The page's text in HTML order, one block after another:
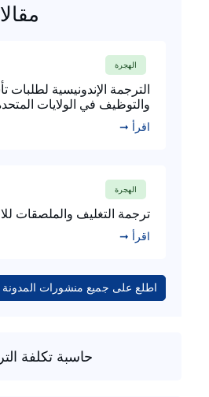
الهجرة
والتوظيف في الولايات
اقرأ ➞
الهجرة
ترجمة التغليف والملصقات
اقرأ ➞
اطلع على جميع منشورات المدونة
حاسبة تكلفة